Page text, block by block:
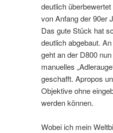
deutlich
von Anfang der 90er
Das gute Stück hat
deutlich abgebaut.
geht an der D800
manuelles
geschafft. Apropos
Objektive ohne
werden können.
Wobei ich mein